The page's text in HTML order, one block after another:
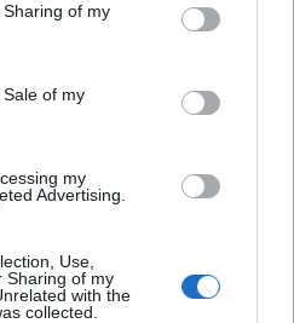
behaviour. You may click to
and its third-party tags to
purposes in below Google
of my
of my
my
Advertising.
Use,
Sharing of my
with the
collected.
σχολίου
από reCAPTCHA, ισχύουν